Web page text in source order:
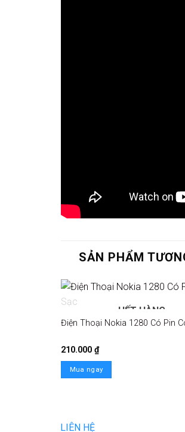
SẢN PHẨM
HẾT HÀNG
Điện Thoại Nokia 1280 Có Pin
210.000 ₫
Mua ngay
LIÊN HỆ